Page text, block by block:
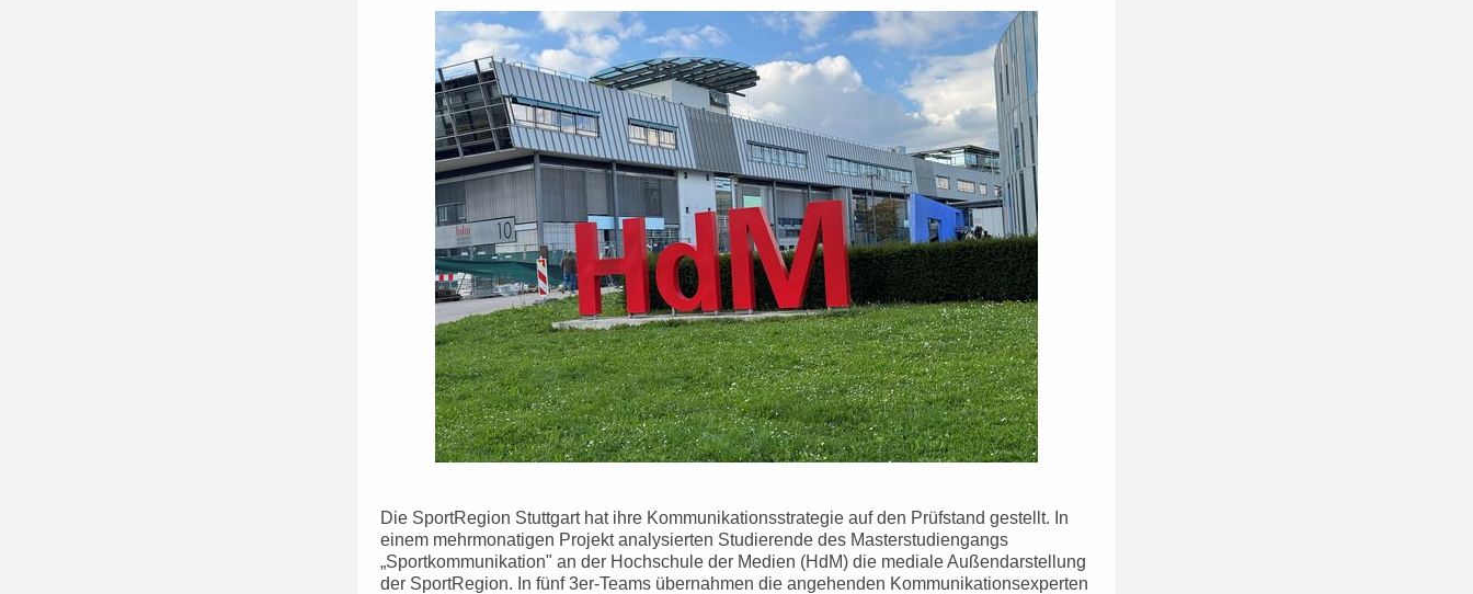
Die SportRegion Stuttgart hat ihre Kommunikationsstrategie auf den Prüfstand gestellt. In
einem mehrmonatigen Projekt analysierten Studierende des Masterstudiengangs
„Sportkommunikation" an der Hochschule der Medien (HdM) die mediale Außendarstellung
der SportRegion. In fünf 3er-Teams übernahmen die angehenden Kommunikationsexperten